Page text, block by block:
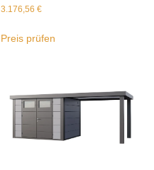
3.176,56€
Preis prüfen